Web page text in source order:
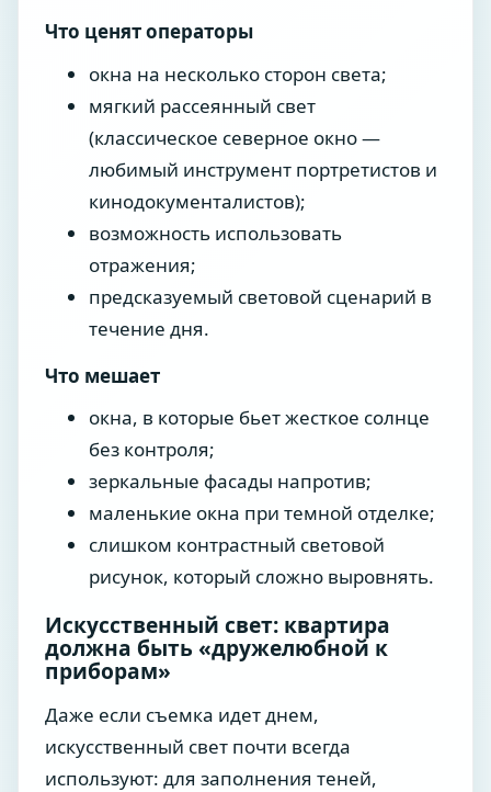
Что ценят операторы
окна на несколько сторон света;
мягкий рассеянный свет
(классическое северное окно —
любимый инструмент портретистов и
кинодокументалистов);
возможность использовать
отражения;
предсказуемый световой сценарий в
течение дня.
Что мешает
окна, в которые бьет жесткое солнце
без контроля;
зеркальные фасады напротив;
маленькие окна при темной отделке;
слишком контрастный световой
рисунок, который сложно выровнять.
Искусственный свет: квартира
должна быть «дружелюбной к
приборам»
Даже если съемка идет днем,
искусственный свет почти всегда
используют: для заполнения теней,